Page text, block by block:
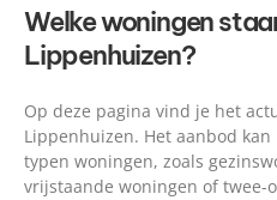
Welke woningen
Lippenhuizen?
Op deze pagina vind je het
Lippenhuizen. Het aanbod
typen woningen, zoals
vrijstaande woningen of twee-